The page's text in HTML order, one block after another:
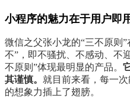
小程序的魅力在于用户即
微信之父张小龙的“三不原则
不”，即不骚扰、不感动、不
不原则”体现最明显的产品。
其谨慎。 就目前来看，每一
的想象力插上了翅膀。